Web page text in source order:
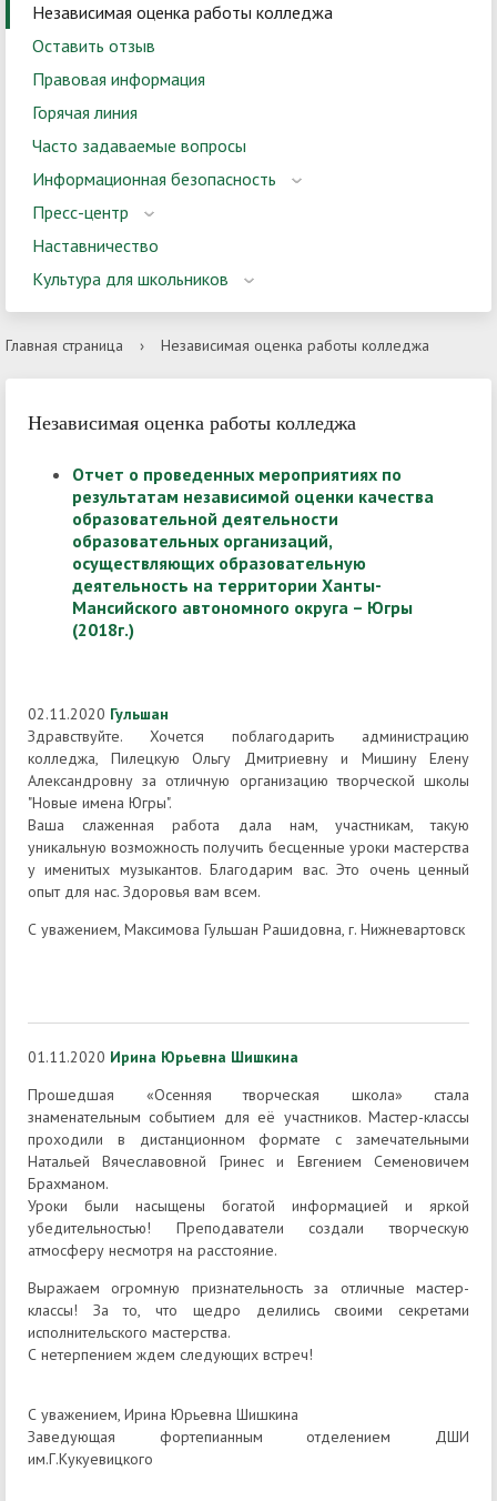
Независимая оценка работы колледжа
Оставить отзыв
Правовая информация
Горячая линия
Часто задаваемые вопросы
Информационная безопасность
Пресс-центр
Наставничество
Культура для школьников
Главная страница › Независимая оценка работы колледжа
Независимая оценка работы колледжа
Отчет о проведенных мероприятиях по
результатам независимой оценки качества
образовательной деятельности
образовательных организаций,
осуществляющих образовательную
деятельность на территории Ханты-
Мансийского автономного округа – Югры
(2018г.)
02.11.2020 Гульшан
Здравствуйте. Хочется поблагодарить администрацию
колледжа, Пилецкую Ольгу Дмитриевну и Мишину Елену
Александровну за отличную организацию творческой школы
"Новые имена Югры".
Ваша слаженная работа дала нам, участникам, такую
уникальную возможность получить бесценные уроки мастерства
у именитых музыкантов. Благодарим вас. Это очень ценный
опыт для нас. Здоровья вам всем.
С уважением, Максимова Гульшан Рашидовна, г. Нижневартовск
01.11.2020 Ирина Юрьевна Шишкина
Прошедшая «Осенняя творческая школа» стала
знаменательным событием для еë участников. Мастер-классы
проходили в дистанционном формате с замечательными
Натальей Вячеславовной Гринес и Евгением Семеновичем
Брахманом.
Уроки были насыщены богатой информацией и яркой
убедительностью! Преподаватели создали творческую
атмосферу несмотря на расстояние.
Выражаем огромную признательность за отличные мастер-
классы! За то, что щедро делились своими секретами
исполнительского мастерства.
С нетерпением ждем следующих встреч!
С уважением, Ирина Юрьевна Шишкина
Заведующая фортепианным отделением ДШИ
им.Г.Кукуевицкого